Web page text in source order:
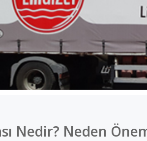
Nedir? Neden